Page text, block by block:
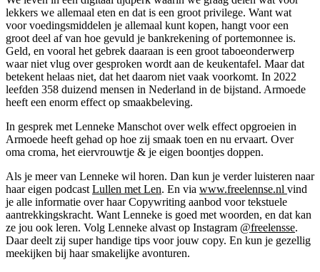
lekkers we allemaal eten en dat is een groot privilege. Want wat
voor voedingsmiddelen je allemaal kunt kopen, hangt voor een
groot deel af van hoe gevuld je bankrekening of portemonnee is.
Geld, en vooral het gebrek daaraan is een groot taboeonderwerp
waar niet vlug over gesproken wordt aan de keukentafel. Maar dat
betekent helaas niet, dat het daarom niet vaak voorkomt. In 2022
leefden 358 duizend mensen in Nederland in de bijstand. Armoede
heeft een enorm effect op smaakbeleving.
In gesprek met Lenneke Manschot over welk effect opgroeien in
Armoede heeft gehad op hoe zij smaak toen en nu ervaart. Over
oma croma, het eiervrouwtje & je eigen boontjes doppen.
Als je meer van Lenneke wil horen. Dan kun je verder luisteren naar
haar eigen podcast Lullen met Len. En via www.freelennse.nl vind
je alle informatie over haar Copywriting aanbod voor tekstuele
aantrekkingskracht. Want Lenneke is goed met woorden, en dat kan
ze jou ook leren. Volg Lenneke alvast op Instagram @freelensse.
Daar deelt zij super handige tips voor jouw copy. En kun je gezellig
meekijken bij haar smakelijke avonturen.